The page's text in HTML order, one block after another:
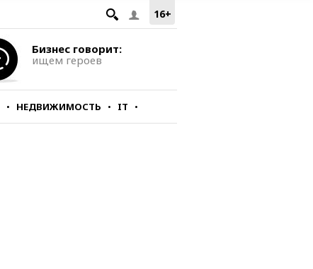
16+
Бизнес говорит:
ищем героев
НЕДВИЖИМОСТЬ IT